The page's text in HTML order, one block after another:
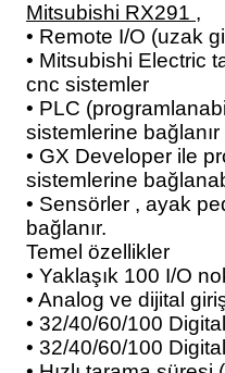
Membranı
Mitsubishi RX291 ,
• Remote I/O (uzak
• Mitsubishi Electric
cnc sistemler
• PLC
sistemlerine bağlanır
• GX Developer ile
sistemlerine
• Sensörler , ayak
bağlanır.
Temel özellikler
• Yaklaşık 100 I/O
• Analog ve dijital
• 32/40/60/100
• 32/40/60/100